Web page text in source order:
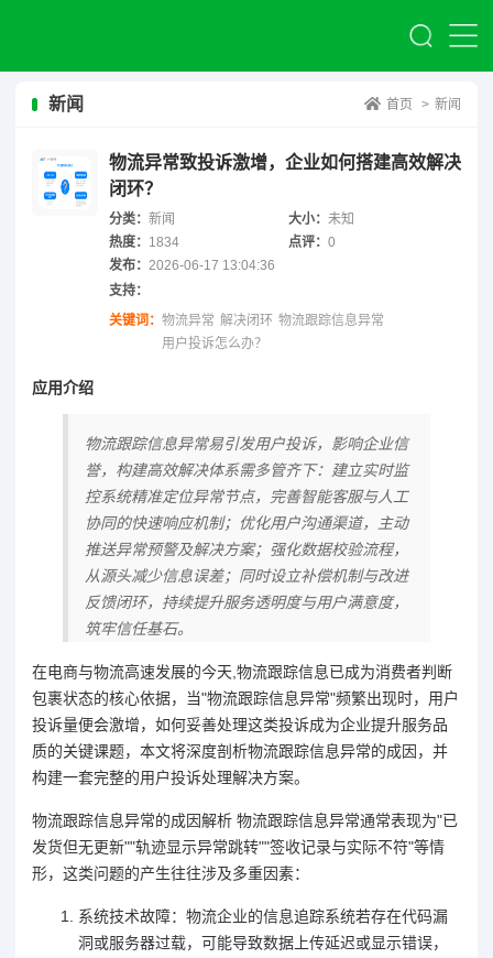
新闻 首页 > 新闻
物流异常致投诉激增，企业如何搭建高效解决
闭环？
分类： 新闻 大小：未知
热度： 1834 点评：0
发布： 2026-06-17 13:04:36
支持：
关键词： 物流异常 解决闭环 物流跟踪信息异常
用户投诉怎么办？
应用介绍
物流跟踪信息异常易引发用户投诉，影响企业信
誉，构建高效解决体系需多管齐下：建立实时监
控系统精准定位异常节点，完善智能客服与人工
协同的快速响应机制；优化用户沟通渠道，主动
推送异常预警及解决方案；强化数据校验流程，
从源头减少信息误差；同时设立补偿机制与改进
反馈闭环，持续提升服务透明度与用户满意度，
筑牢信任基石。
在电商与物流高速发展的今天,物流跟踪信息已成为消费者判断
包裹状态的核心依据，当"物流跟踪信息异常"频繁出现时，用户
投诉量便会激增，如何妥善处理这类投诉成为企业提升服务品
质的关键课题，本文将深度剖析物流跟踪信息异常的成因，并
构建一套完整的用户投诉处理解决方案。
物流跟踪信息异常的成因解析 物流跟踪信息异常通常表现为"已
发货但无更新""轨迹显示异常跳转""签收记录与实际不符"等情
形，这类问题的产生往往涉及多重因素：
系统技术故障：物流企业的信息追踪系统若存在代码漏
洞或服务器过载，可能导致数据上传延迟或显示错误，